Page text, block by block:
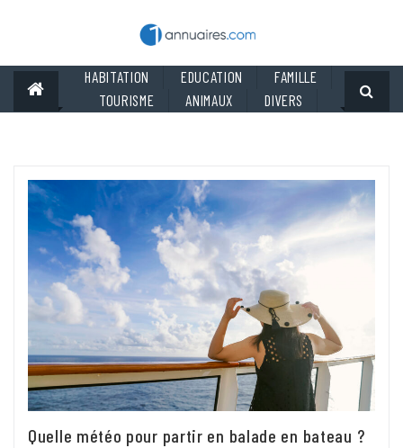
HABITATION EDUCATION
FAMILLE
TOURISME
ANIMAUX DIVERS
Quelle météo pour partir en balade en bateau ?